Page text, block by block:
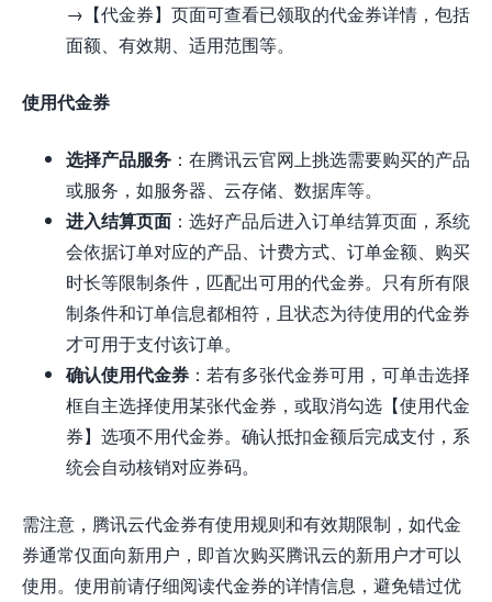
→【代金券】页面可查看已领取的代金券详情，包括
面额、有效期、适用范围等。
使用代金券
选择产品服务 ：在腾讯云官网上挑选需要购买的产品
或服务，如服务器、云存储、数据库等。
进入结算页面 ：选好产品后进入订单结算页面，系统
会依据订单对应的产品、计费方式、订单金额、购买
时长等限制条件，匹配出可用的代金券。只有所有限
制条件和订单信息都相符，且状态为待使用的代金券
才可用于支付该订单。
确认使用代金券 ：若有多张代金券可用，可单击选择
框自主选择使用某张代金券，或取消勾选【使用代金
券】选项不用代金券。确认抵扣金额后完成支付，系
统会自动核销对应券码。
需注意，腾讯云代金券有使用规则和有效期限制，如代金
券通常仅面向新用户，即首次购买腾讯云的新用户才可以
使用。使用前请仔细阅读代金券的详情信息，避免错过优